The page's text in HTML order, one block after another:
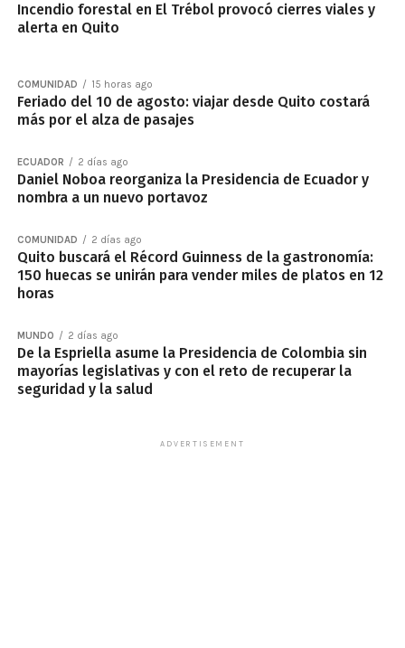
Incendio forestal en El Trébol provocó cierres viales y
alerta en Quito
COMUNIDAD 15 horas ago
Feriado del 10 de agosto: viajar desde Quito costará
más por el alza de pasajes
ECUADOR 2 días ago
Daniel Noboa reorganiza la Presidencia de Ecuador y
nombra a un nuevo portavoz
COMUNIDAD 2 días ago
Quito buscará el Récord Guinness de la gastronomía:
150 huecas se unirán para vender miles de platos en 12
horas
MUNDO 2 días ago
De la Espriella asume la Presidencia de Colombia sin
mayorías legislativas y con el reto de recuperar la
seguridad y la salud
ADVERTISEMENT